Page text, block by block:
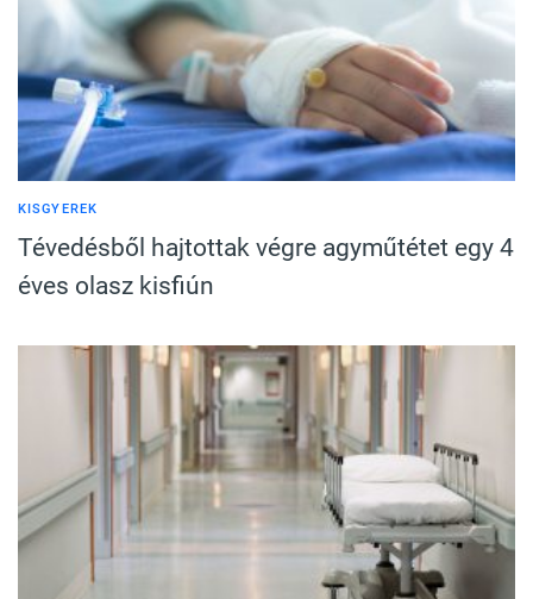
KISGYEREK
Tévedésből hajtottak végre agyműtétet egy 4
éves olasz kisfiún